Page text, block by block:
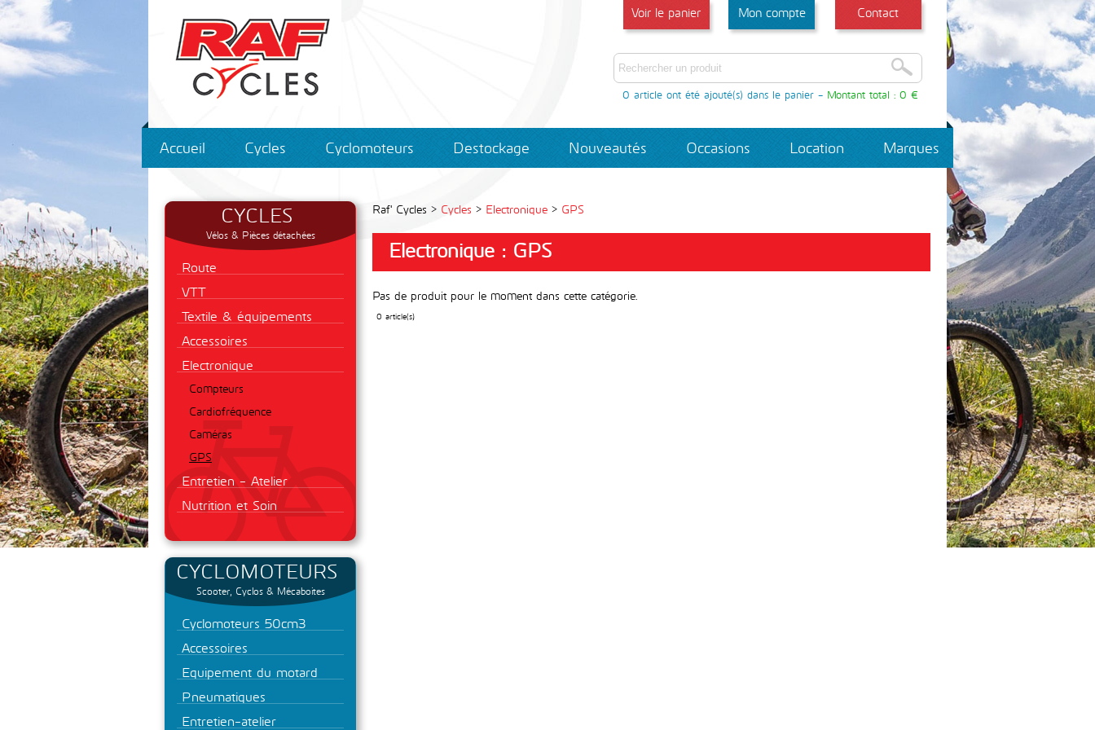
Contact
Mon compte
Voir le panier
0 article ont été ajouté(s) dans le panier - Montant total : 0 €
Accueil Cycles Cyclomoteurs Destockage Nouveautés Occasions Location Marques
CYCLES
Vélos & Pièces détachées
Route
VTT
Textile & équipements
Accessoires
Electronique
Compteurs
Cardiofréquence
Caméras
GPS
Entretien - Atelier
Nutrition et Soin
CYCLOMOTEURS
Scooter, Cyclos & Mécaboites
Cyclomoteurs 50cm3
Accessoires
Equipement du motard
Pneumatiques
Entretien-atelier
Raf' Cycles > Cycles > Electronique > GPS
Electronique : GPS
Pas de produit pour le moment dans cette catégorie.
0 article(s)